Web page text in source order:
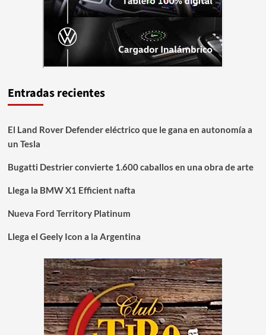
Entradas recientes
El Land Rover Defender eléctrico que le gana en autonomía a
un Tesla
Bugatti Destrier convierte 1.600 caballos en una obra de arte
Llega la BMW X1 Efficient nafta
Nueva Ford Territory Platinum
Llega el Geely Icon a la Argentina